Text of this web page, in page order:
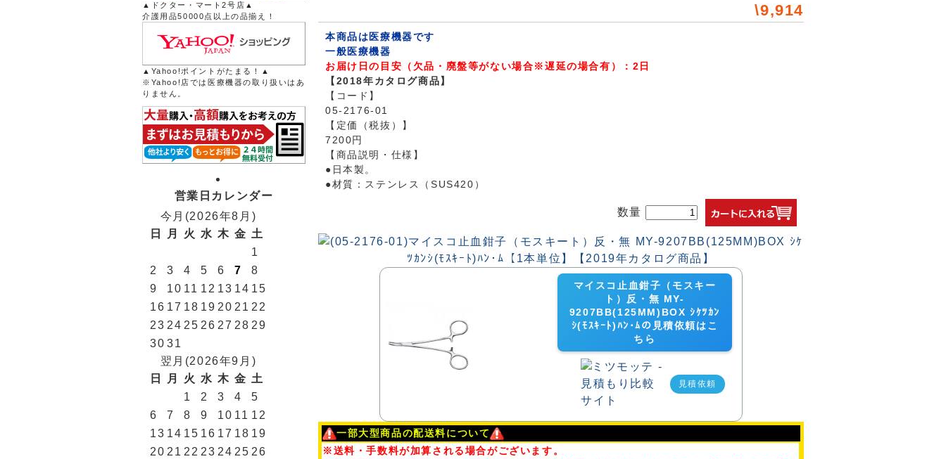
\9,914
本商品は医療機器です
一般医療機器
お届け日の目安（欠品・廃盤等がない場合※遅延の場合有）：2日
【2018年カタログ商品】
【コード】
05-2176-01
【定価（税抜）】
7200円
【商品説明・仕様】
●日本製。
●材質：ステンレス（SUS420）
数量
マイスコ止血鉗子（モスキー
ト）反・無 MY-
9207BB(125MM)BOX ｼｹﾂｶﾝ
ｼ(ﾓｽｷｰﾄ)ﾊﾝ･ﾑの見積依頼はこ
ちら
見積依頼
一部大型商品の配送料について
※送料・手数料が加算される場合がございます。
▲ドクター・マート2号店▲
介護用品50000点以上の品揃え！
▲Yahoo!ポイントがたまる！▲
※Yahoo!店では医療機器の取り扱いはあ
りません。
営業日カレンダー
今月(2026年8月)
日
月 火 水 木 金 土
1
2
3 4 5 6 7
8
9
10 11 12 13 14 15
16 17 18 19 20 21 22
23 24 25 26 27 28 29
30 31
翌月(2026年9月)
日
月 火 水 木 金 土
1
2 3 4
5
6
7 8 9 10 11 12
13 14 15 16 17 18 19
20 21 22 23 24 25 26